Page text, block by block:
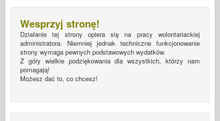
Wesprzyj stronę!
Działanie tej strony opiera się na pracy wolontariackiej
administratora. Niemniej jednak techniczne funkcjonowanie
strony wymaga pewnych podstawowych wydatków.
Z góry wielkie podziękowania dla wszystkich, którzy nam
pomagają!
Możesz dać to, co chcesz!